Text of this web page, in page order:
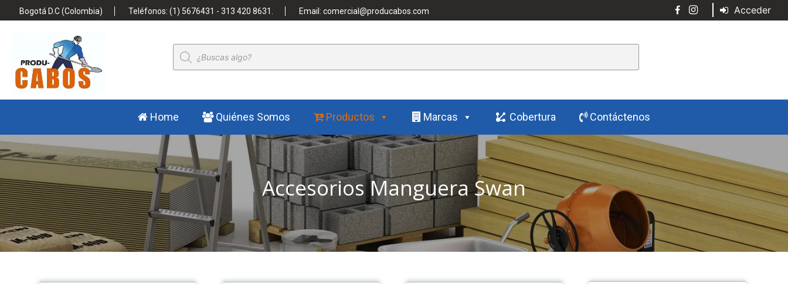
Bogotá D.C (Colombia) Teléfonos: (1) 5676431 - 313 420 8631. Email: comercial@producabos.com Acceder
Búsqueda
de
productos
Home Quiénes Somos Productos Marcas Cobertura Contáctenos
Accesorios Manguera Swan